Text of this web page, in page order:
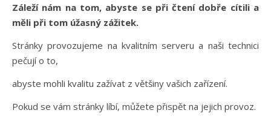
Záleží nám na tom, abyste se při čtení dobře cítili a
měli při tom úžasný zážitek.
Stránky provozujeme na kvalitním serveru a naši technici
pečují o to,
abyste mohli kvalitu zažívat z většiny vašich zařízení.
Pokud se vám stránky líbí, můžete přispět na jejich provoz.